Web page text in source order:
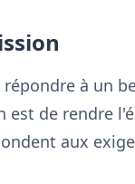
à un
est de rendre
aux